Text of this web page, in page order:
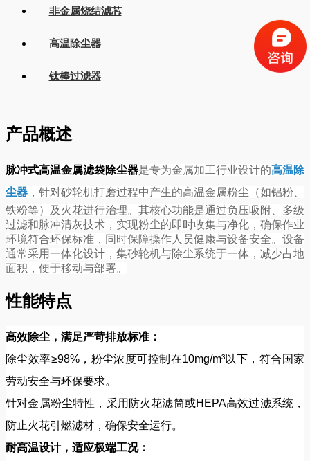
非金属烧结滤芯
高温除尘器
钛棒过滤器
产品概述
脉冲式高温金属滤袋除尘器是专为金属加工行业设计的高温除
尘器 ，针对砂轮机打磨过程中产生的高温金属粉尘（如铝粉、
铁粉等）及火花进行治理。其核心功能是通过负压吸附、多级
过滤和脉冲清灰技术，实现粉尘的即时收集与净化，确保作业
环境符合环保标准，同时保障操作人员健康与设备安全。设备
通常采用一体化设计，集砂轮机与除尘系统于一体，减少占地
面积，便于移动与部署。
性能特点
高效除尘，满足严苛排放标准：
除尘效率≥98%，粉尘浓度可控制在10mg/m³以下，符合国家
劳动安全与环保要求。
针对金属粉尘特性，采用防火花滤筒或HEPA高效过滤系统，
防止火花引燃滤材，确保安全运行。
耐高温设计，适应极端工况：